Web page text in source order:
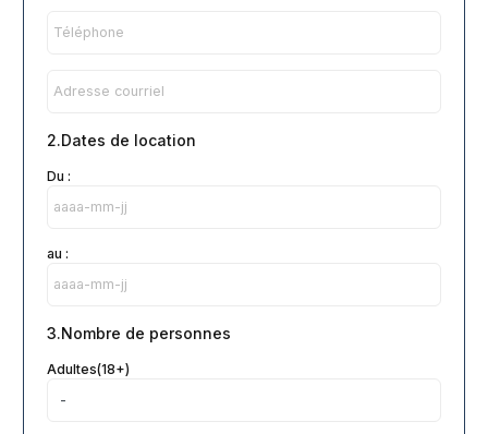
2.Dates de location
Du :
au :
3.Nombre de personnes
Adultes(18+)